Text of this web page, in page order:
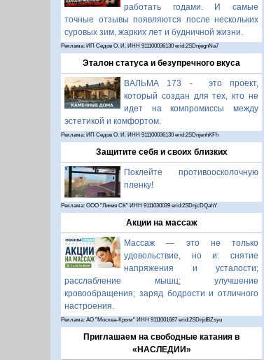
работать годами. И самые
точные отзывы появляются после нескольких
суровых зим, жарких лет и будничной жизни.
Реклама: ИП Седов О. И. ИНН 911100036130 erid:2SDnjegnNa7
Эталон статуса и безупречного вкуса
ВАЛЬМА 173 - это проект,
который создан для тех, кто не
идет на компромиссы между
эстетикой и комфортом.
Реклама: ИП Седов О. И. ИНН 911100036130 erid:2SDnjenhKFh
Защитите себя и своих близких
Поклейте противоосколочную
пленку!
Реклама: ООО "Линия СК" ИНН 9111030039 erid:2SDnjcDQahY
Акции на массаж
Массаж — это не только
удовольствие, но и: снятие
напряжения и усталости;
расслабление мышц; улучшение
кровообращения; заряд бодрости и отличного
настроения.
Реклама: АО "Москва-Крым" ИНН 9111001687 erid:2SDnjdBZsyu
Приглашаем на свободные катания в
«НАСЛЕДИИ»